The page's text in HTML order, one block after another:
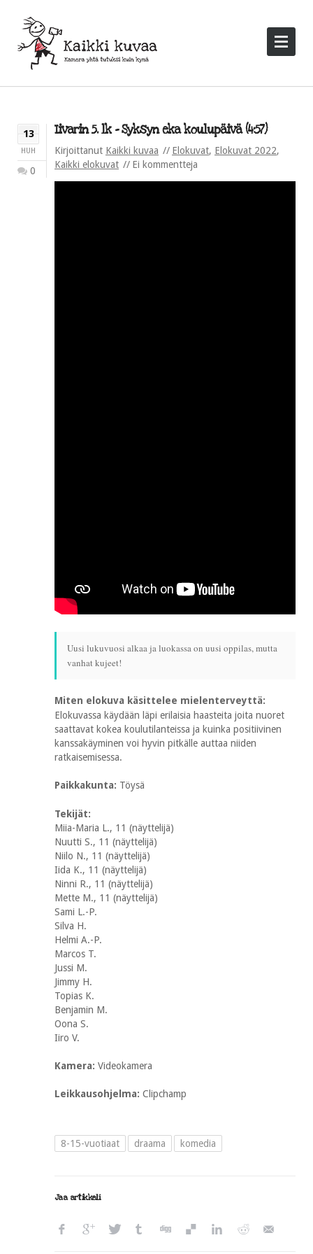
13
HUH
0
Iivarin 5. lk – Syksyn eka koulupäivä (4:57)
Kirjoittanut Kaikki kuvaa Elokuvat, Elokuvat 2022,
Kaikki elokuvat
Ei kommentteja
Uusi lukuvuosi alkaa ja luokassa on uusi oppilas, mutta
vanhat kujeet!
Miten elokuva käsittelee mielenterveyttä:
Elokuvassa käydään läpi erilaisia haasteita joita nuoret
saattavat kokea koulutilanteissa ja kuinka positiivinen
kanssakäyminen voi hyvin pitkälle auttaa niiden
ratkaisemisessa.
Paikkakunta: Töysä
Tekijät:
Miia-Maria L., 11 (näyttelijä)
Nuutti S., 11 (näyttelijä)
Niilo N., 11 (näyttelijä)
Iida K., 11 (näyttelijä)
Ninni R., 11 (näyttelijä)
Mette M., 11 (näyttelijä)
Sami L.-P.
Silva H.
Helmi A.-P.
Marcos T.
Jussi M.
Jimmy H.
Topias K.
Benjamin M.
Oona S.
Iiro V.
Kamera: Videokamera
Leikkausohjelma: Clipchamp
8-15-vuotiaat draama komedia
Jaa artikkeli